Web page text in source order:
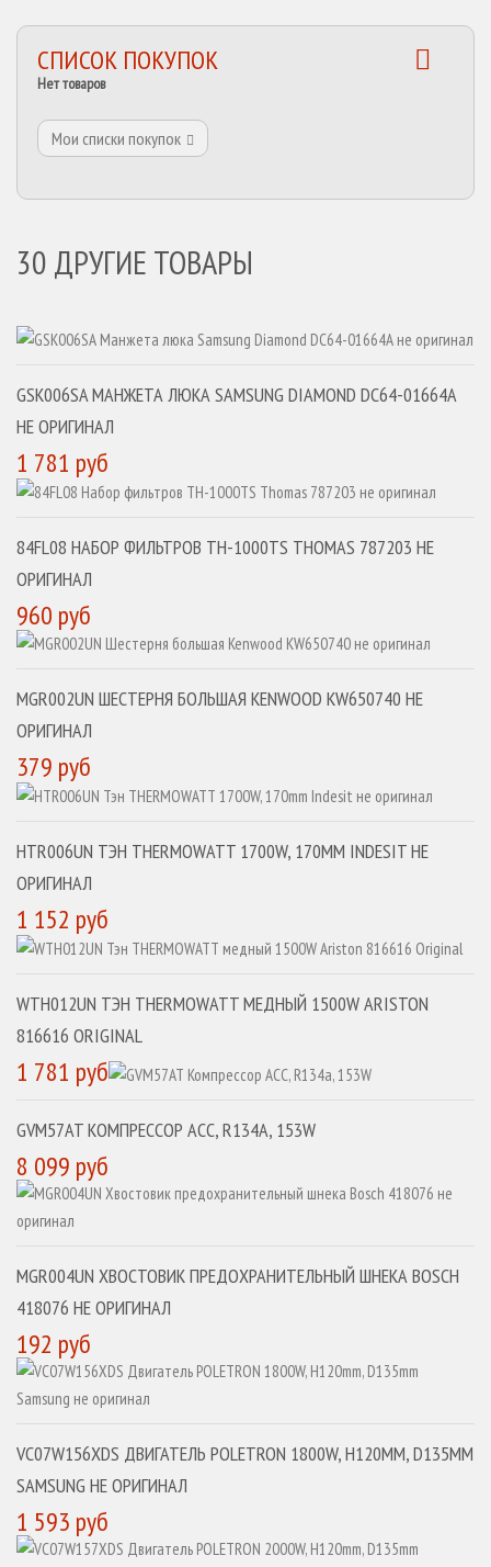
СПИСОК ПОКУПОК
Нет товаров
Мои списки покупок
30 ДРУГИЕ ТОВАРЫ
GSK006SA МАНЖЕТА ЛЮКА SAMSUNG DIAMOND DC64-01664A
НЕ ОРИГИНАЛ
1 781 руб
84FL08 НАБОР ФИЛЬТРОВ TH-1000TS THOMAS 787203 НЕ
ОРИГИНАЛ
960 руб
MGR002UN ШЕСТЕРНЯ БОЛЬШАЯ KENWOOD KW650740 НЕ
ОРИГИНАЛ
379 руб
HTR006UN ТЭН THERMOWATT 1700W, 170MM INDESIT НЕ
ОРИГИНАЛ
1 152 руб
WTH012UN ТЭН THERMOWATT МЕДНЫЙ 1500W ARISTON
816616 ORIGINAL
1 781 руб
GVM57AT КОМПРЕССОР ACC, R134A, 153W
8 099 руб
MGR004UN ХВОСТОВИК ПРЕДОХРАНИТЕЛЬНЫЙ ШНЕКА BOSCH
418076 НЕ ОРИГИНАЛ
192 руб
VC07W156XDS ДВИГАТЕЛЬ POLETRON 1800W, H120MM, D135MM
SAMSUNG НЕ ОРИГИНАЛ
1 593 руб